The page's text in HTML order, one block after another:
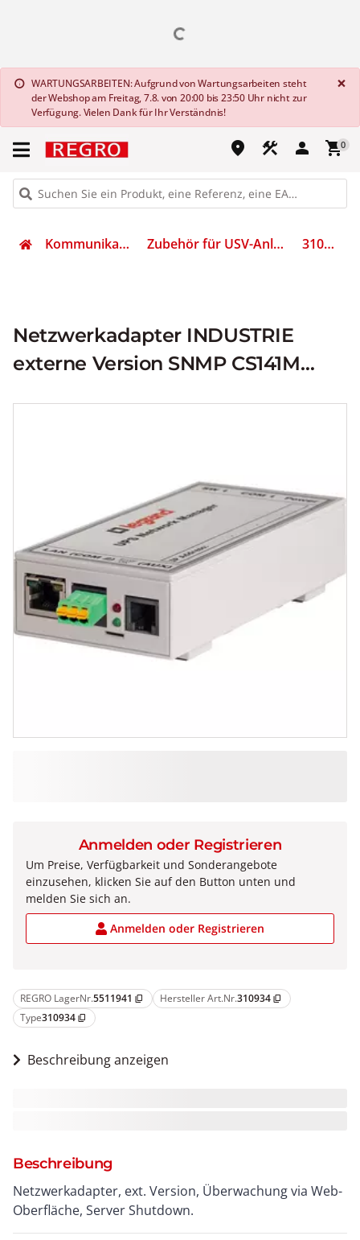
info WARTUNGSARBEITEN: Aufgrund von Wartungsarbeiten steht
der Webshop am Freitag, 7.8. von 20:00 bis 23:50 Uhr nicht zur
Verfügung. Vielen Dank für Ihr Verständnis!
×
place construction person shopping_cart0
Kommunikation Zubehör für USV-Anlagen 310934
Netzwerkadapter INDUSTRIE
externe Version SNMP CS141M
REGRO LagerNr.5511941 content_copy Hersteller Art.Nr.310934 content_copy
Type310934 content_copy
Beschreibung anzeigen
Beschreibung
Netzwerkadapter, ext. Version, Überwachung via Web-
Oberfläche, Server Shutdown.
Anmelden oder Registrieren
Um Preise, Verfügbarkeit und Sonderangebote
einzusehen, klicken Sie auf den Button unten und
melden Sie sich an.
Anmelden oder Registrieren